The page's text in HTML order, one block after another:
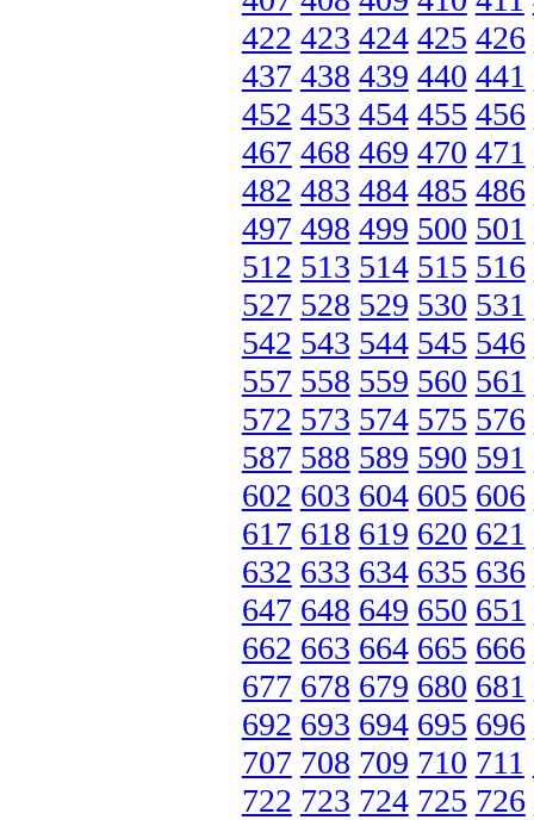
422 423 424 425 426
437 438 439 440 441
452 453 454 455 456
467 468 469 470 471
482 483 484 485 486
497 498 499 500 501
512 513 514 515 516
527 528 529 530 531
542 543 544 545 546
557 558 559 560 561
572 573 574 575 576
587 588 589 590 591
602 603 604 605 606
617 618 619 620 621
632 633 634 635 636
647 648 649 650 651
662 663 664 665 666
677 678 679 680 681
692 693 694 695 696
707 708 709 710 711
722 723 724 725 726